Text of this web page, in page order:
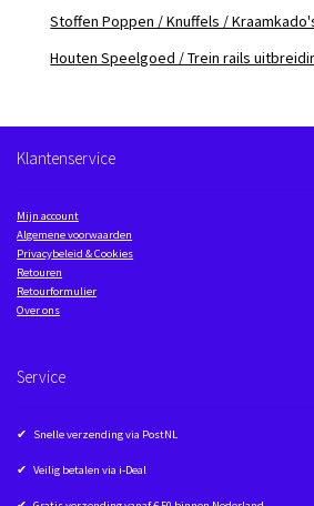
Stoffen Poppen / Knuffels /
Houten Speelgoed / Trein rails
Klantenservice
Mijn account
Algemene voorwaarden
Privacybeleid & Cookies
Retouren
Retourformulier
Over ons
Service
✔ Snelle verzending via PostNL
✔ Veilig betalen via i-Deal